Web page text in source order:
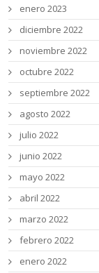
enero 2023
diciembre 2022
noviembre 2022
octubre 2022
septiembre 2022
agosto 2022
julio 2022
junio 2022
mayo 2022
abril 2022
marzo 2022
febrero 2022
enero 2022